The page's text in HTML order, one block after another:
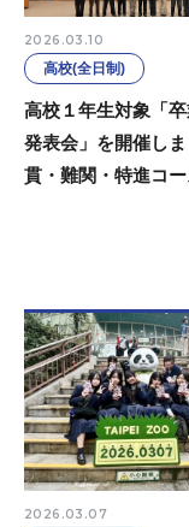
2026.03.10
高校(全日制)
高校１年生対象「
発表会」を開催し
貫・難関・特進コ
2026.03.07